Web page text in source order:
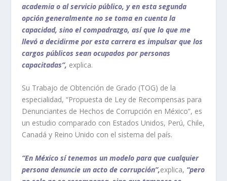
academia o al servicio público, y en esta segunda
opción generalmente no se toma en cuenta la
capacidad, sino el compadrazgo, así que lo que me
llevó a decidirme por esta carrera es impulsar que los
cargos públicos sean ocupados por personas
capacitadas”, explica.
Su Trabajo de Obtención de Grado (TOG) de la
especialidad, “Propuesta de Ley de Recompensas para
Denunciantes de Hechos de Corrupción en México”, es
un estudio comparado con Estados Unidos, Perú, Chile,
Canadá y Reino Unido con el sistema del país.
“En México sí tenemos un modelo para que cualquier
persona denuncie un acto de corrupción”,explica, “pero